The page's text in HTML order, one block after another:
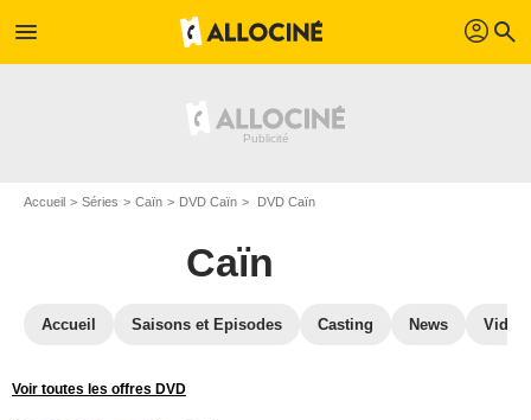
menu profil search
Accueil Séries Caïn DVD Caïn DVD Caïn
Caïn
Accueil Saisons et Episodes Casting News
Voir toutes les offres DVD